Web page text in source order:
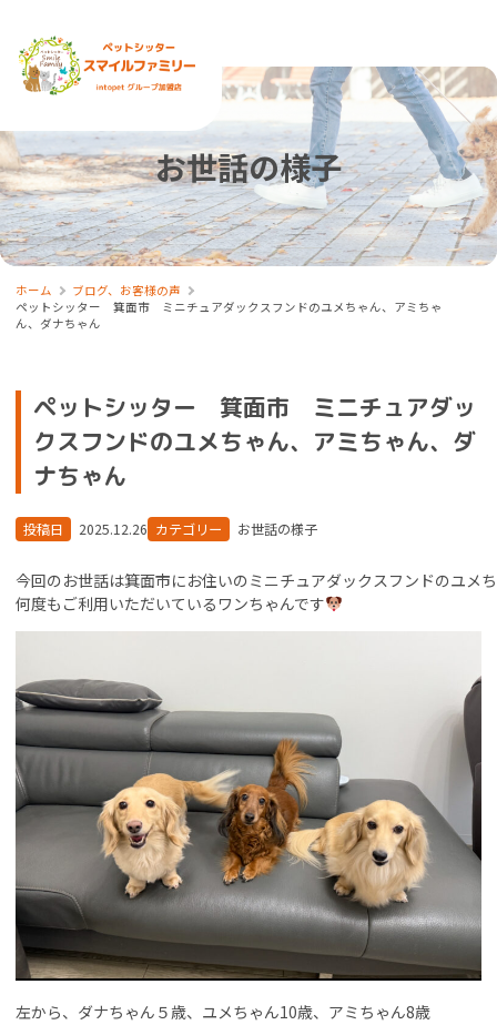
お世話の様子
ホーム
ブログ、お客様の声
ペットシッター 箕面市 ミニチュアダックスフンドのユメちゃん、アミちゃ
ん、ダナちゃん
ペットシッター 箕面市 ミニチュアダッ
クスフンドのユメちゃん、アミちゃん、ダ
ナちゃん
投稿日 2025.12.26 カテゴリー お世話の様子
今回のお世話は箕面市にお住いのミニチュアダックスフンドのユメ
何度もご利用いただいているワンちゃんです
左から、ダナちゃん５歳、ユメちゃん10歳、アミちゃん8歳